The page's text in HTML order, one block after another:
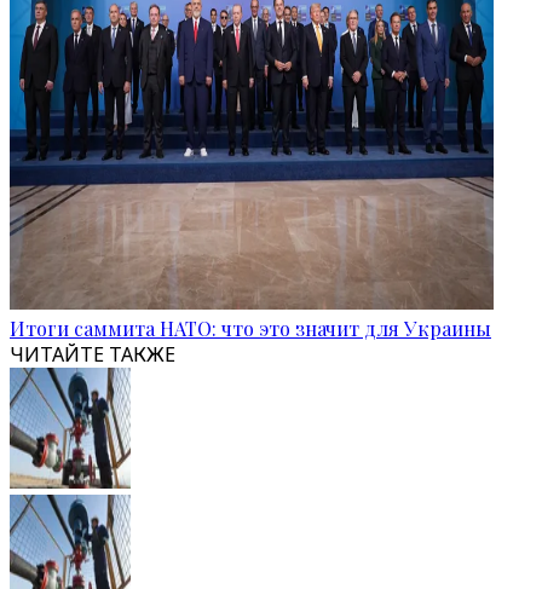
Итоги саммита НАТО: что это значит для Украины
ЧИТАЙТЕ ТАКЖЕ